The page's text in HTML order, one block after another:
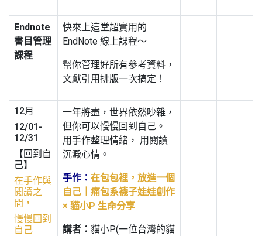
Endnote
書目管理
課程
快來上這堂超實用的
EndNote 線上課程～
幫你管理好所有參考資料，
文獻引用排版一次搞定！
12月
12/01-
12/31
【回到自
己】
在手作與
閱讀之
間，
慢慢回到
自己
一年將盡，世界依然吵雜，
但你可以慢慢回到自己。
用手作整理情緒， 用閱讀
沉澱心情。
手作： 在包包裡，放進一個
自己｜痛包系襪子娃娃創作
× 貓小P 生命分享
講者： 貓小P(一位台灣的貓